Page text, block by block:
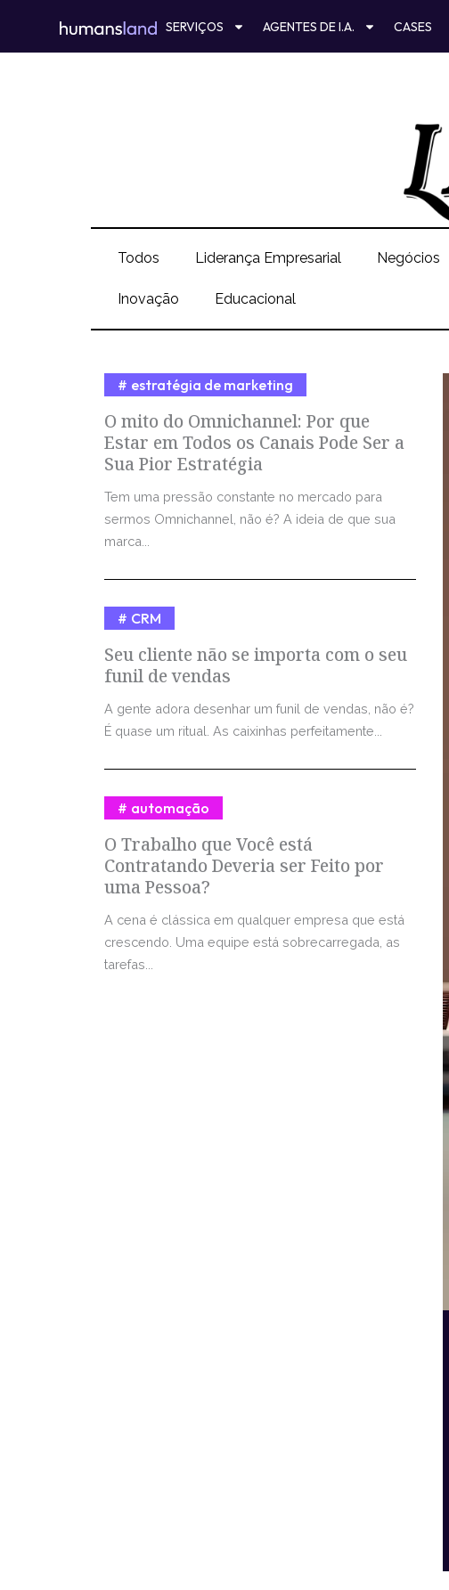
o
SERVIÇOS AGENTES DE I.A. CASES
Todos Liderança Empresarial Negócios
Inovação Educacional
O mito do Omnichannel: Por que
Estar em Todos os Canais Pode Ser a
Sua Pior Estratégia
estratégia de marketing
Tem uma pressão constante no mercado para
sermos Omnichannel, não é? A ideia de que sua
marca...
Seu cliente não se importa com o seu
funil de vendas
CRM
A gente adora desenhar um funil de vendas, não é?
É quase um ritual. As caixinhas perfeitamente...
O Trabalho que Você está
Contratando Deveria ser Feito por
uma Pessoa?
automação
A cena é clássica em qualquer empresa que está
crescendo. Uma equipe está sobrecarregada, as
tarefas...